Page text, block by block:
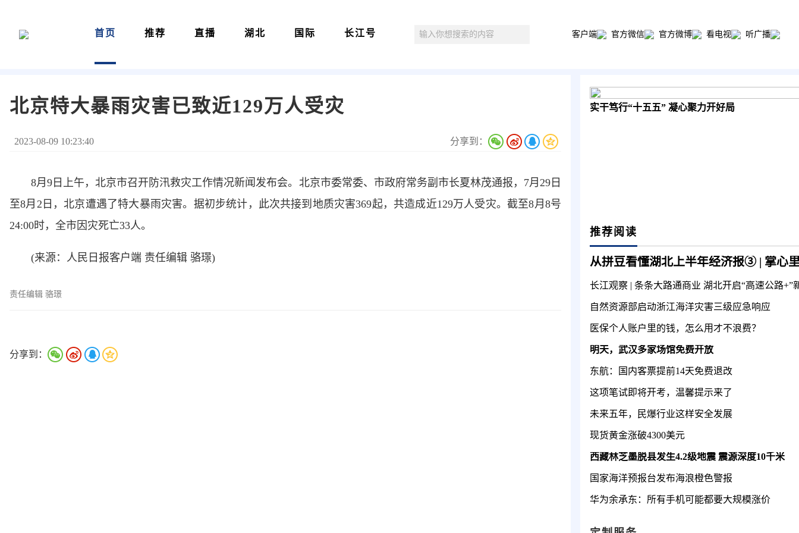
首页 推荐 直播 湖北 国际 长江号 客户端 官方微信 官方微博 看电视 听广播
北京特大暴雨灾害已致近129万人受灾
2023-08-09 10:23:40 分享到：
8月9日上午，北京市召开防汛救灾工作情况新闻发布会。北京市委常委、市政府常务副市长夏林茂通报，7月29日
至8月2日，北京遭遇了特大暴雨灾害。据初步统计，此次共接到地质灾害369起，共造成近129万人受灾。截至8月8号
24:00时，全市因灾死亡33人。
(来源：人民日报客户端 责任编辑 骆璟)
责任编辑 骆璟
分享到：
实干笃行“十五五” 凝心聚力开好局
推荐阅读
长江观察 | 条条大路通商业 湖北开启“高速公路+”
自然资源部启动浙江海洋灾害三级应急响应
医保个人账户里的钱，怎么用才不浪费？
明天，武汉多家场馆免费开放
东航：国内客票提前14天免费退改
这项笔试即将开考，温馨提示来了
未来五年，民爆行业这样安全发展
现货黄金涨破4300美元
西藏林芝墨脱县发生4.2级地震 震源深度10千米
国家海洋预报台发布海浪橙色警报
华为余承东：所有手机可能都要大规模涨价